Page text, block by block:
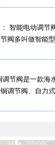
智能电动调节
阀多叫做智能
节阀是一款海
调节阀、自力
阀ZXP-16KSW
阀由台臣阀门